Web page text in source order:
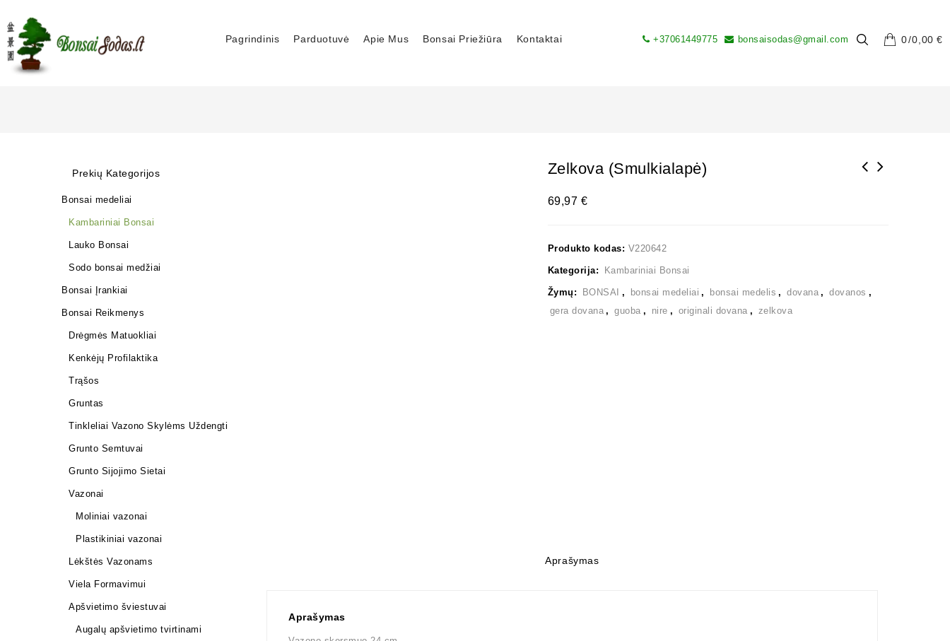
Pagrindinis Parduotuvė Apie Mus Bonsai Priežiūra Kontaktai 0 0,00€
+37061449775 bonsaisodas@gmail.com
Zelkova (smulkialapė)
69,97€
Produkto kodas: V220642
Kategorija: Kambariniai Bonsai
Žymų: BONSAI , bonsai medeliai , bonsai medelis , dovana , dovanos ,
gera dovana , guoba , nire , originali dovana , zelkova
Aprašymas
Aprašymas
Prekių Kategorijos
Bonsai medeliai
Kambariniai Bonsai
Lauko Bonsai
Sodo bonsai medžiai
Bonsai Įrankiai
Bonsai Reikmenys
Drėgmės Matuokliai
Kenkėjų Profilaktika
Trąšos
Gruntas
Tinkleliai Vazono Skylėms Uždengti
Grunto Semtuvai
Grunto Sijojimo Sietai
Vazonai
Moliniai vazonai
Plastikiniai vazonai
Lėkštės Vazonams
Viela Formavimui
Apšvietimo šviestuvai
Augalų apšvietimo tvirtinami